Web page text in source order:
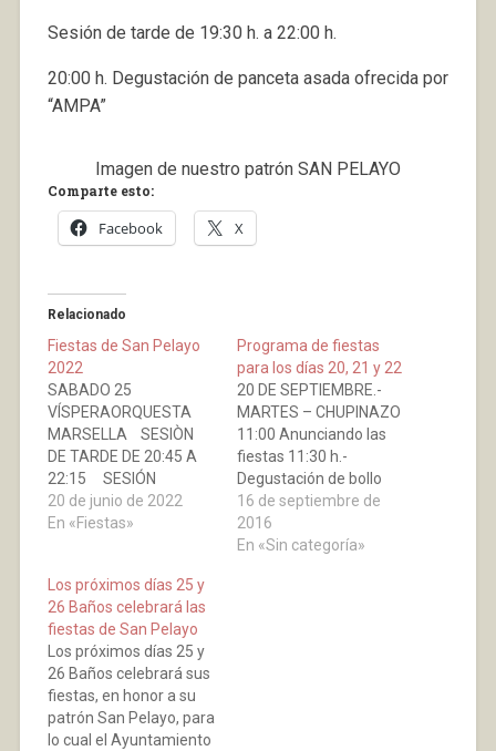
Sesión de tarde de 19:30 h. a 22:00 h.
20:00 h. Degustación de panceta asada ofrecida por
“AMPA”
Imagen de nuestro patrón SAN PELAYO
Comparte esto:
Facebook X
Relacionado
Fiestas de San Pelayo
2022
SABADO 25
VÍSPERAORQUESTA
MARSELLA SESIÒN
DE TARDE DE 20:45 A
22:15 SESIÓN
DE NOCHE DE 01:00 A
04:30DOMINGO 26 SAN
DE VERMUT DE 13:30 A
15:00 SESIÓN DE
TARDE DE 20:30 A
22:30 PARTIDOS DE
PELOTA: 17:30 H.
FRONTÓN SAN ISIDRO (
EL HORARIO…
20 de junio de 2022
En «Fiestas»
Programa de fiestas
para los días 20, 21 y 22
20 DE SEPTIEMBRE.-
MARTES – CHUPINAZO
11:00 Anunciando las
fiestas 11:30 h.-
Degustación de bollo
preñao de chorizo
“Martínez Somalo” en la
Plaza del Rosario
16 de septiembre de
2016
En «Sin categoría»
Los próximos días 25 y
26 Baños celebrará las
fiestas de San Pelayo
Los próximos días 25 y
26 Baños celebrará sus
fiestas, en honor a su
patrón San Pelayo, para
lo cual el Ayuntamiento